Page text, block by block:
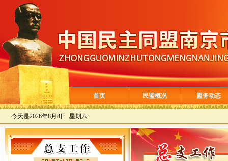
首页 民盟概况 盟务动态
今天是2026年8月8日 星期六